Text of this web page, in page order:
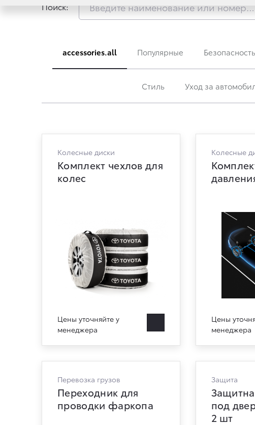
Поиск:
accessories.all Популярные Безопасность
Стиль Уход за
Колесные диски
Комплект чехлов для
колес
Цены уточняйте у
менеджера
Колесные
Цены
менеджера
Перевозка грузов
Переходник для
проводки фаркопа
Защита
под
2 шт